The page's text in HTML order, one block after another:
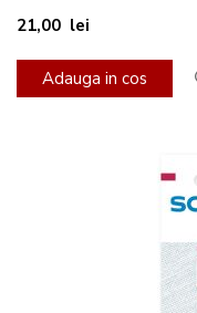
21,00 lei
Adauga in cos